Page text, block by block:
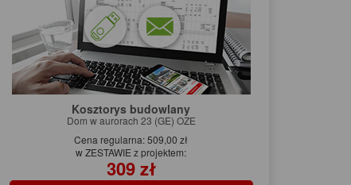
Kosztorys budowlany
Dom w aurorach 23 (GE) OZE
Cena regularna: 509,00 zł
w ZESTAWIE z projektem:
309 zł